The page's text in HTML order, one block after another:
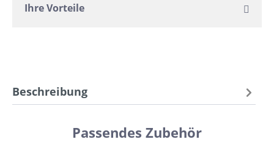
Ihre Vorteile
Beschreibung
Passendes Zubehör